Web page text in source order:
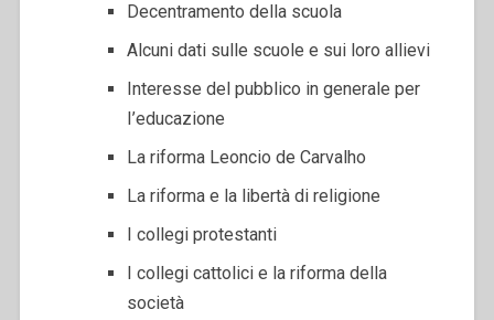
Decentramento della scuola
Alcuni dati sulle scuole e sui loro allievi
Interesse del pubblico in generale per
I’educazione
La riforma Leoncio de Carvalho
La riforma e la libertà di religione
I collegi protestanti
I collegi cattolici e la riforma della
società